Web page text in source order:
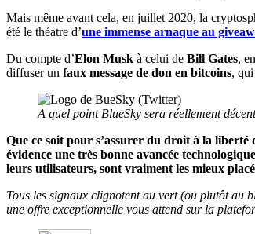
Mais même avant cela, en juillet 2020, la
été le théatre d’une immense arnaque au
Du compte d’Elon Musk à celui de Bill Gates,
diffuser un faux message de don en bitcoins,
A quel point BlueSky sera réellement
Que ce soit pour s’assurer du droit à la
évidence une très bonne avancée
leurs utilisateurs, sont vraiment les mieux
Tous les signaux clignotent au vert (ou plutôt au
une offre exceptionnelle vous attend sur la